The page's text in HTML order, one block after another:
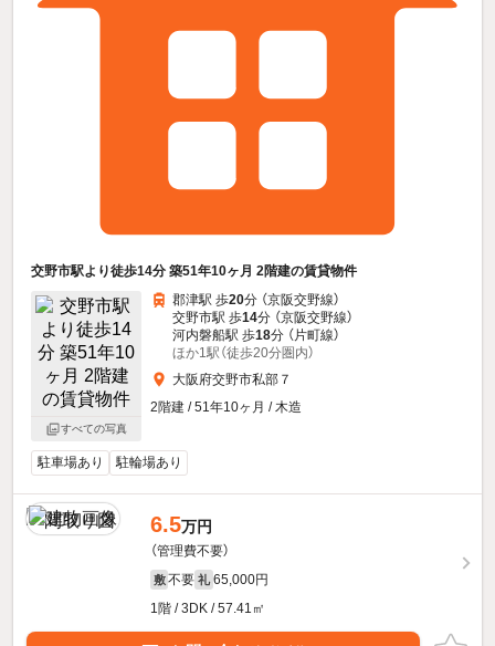
交野市駅より徒歩14分 築51年10ヶ月 2階建の賃貸物件
すべての写真
郡津駅 歩20分 （京阪交野線）
交野市駅 歩14分 （京阪交野線）
河内磐船駅 歩18分 （片町線）
ほか1駅（徒歩20分圏内）
大阪府交野市私部７
2階建 / 51年10ヶ月 / 木造
駐車場あり 駐輪場あり
6.5万円
（管理費不要）
敷 不要 礼 65,000円
1階 / 3DK / 57.41㎡